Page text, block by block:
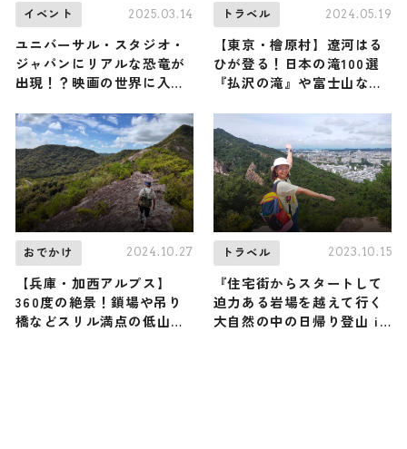
イベント 2025.03.14
ユニバーサル・スタジオ・
ジャパンにリアルな恐竜が
出現！？映画の世界に入り
ルド・ジャーニー」がスタ
ート！
トラベル 2024.05.19
【東京・檜原村】遼河はる
ひが登る！日本の滝100選
『払沢の滝』や富士山など
じられる浅間嶺（登山で頂
きメシ！コラボ企画）
おでかけ 2024.10.27
【兵庫・加西アルプス】
360度の絶景！鎖場や吊り
橋などスリル満点の低山
トラベル 2023.10.15
『住宅街からスタートして
迫力ある岩場を越えて行く
大自然の中の日帰り登山 in